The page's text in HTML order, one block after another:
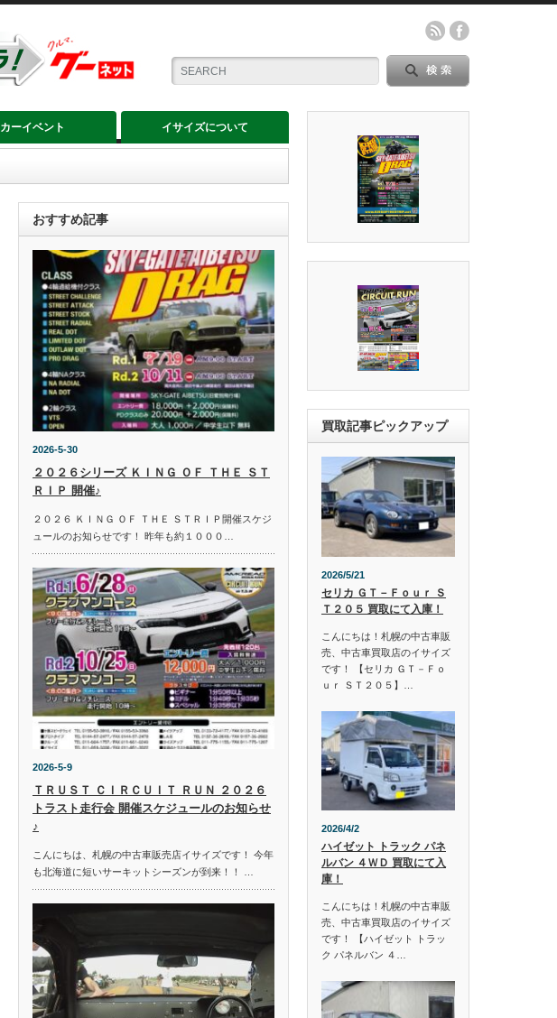
カーイベント イサイズについて
おすすめ記事
2026-5-30
２０２６シリーズ ＫＩＮＧ ＯＦ ＴＨＥ ＳＴ
ＲＩＰ 開催♪
２０２６ ＫＩＮＧ ＯＦ ＴＨＥ ＳＴＲＩＰ開催スケジ
ュールのお知らせです！ 昨年も約１０００…
2026-5-9
ＴＲＵＳＴ ＣＩＲＣＵＩＴ ＲＵＮ ２０２６
トラスト走行会 開催スケジュールのお知らせ
♪
こんにちは、札幌の中古車販売店イサイズです！ 今年
も北海道に短いサーキットシーズンが到来！！ …
買取記事ピックアップ
2026/5/21
セリカ ＧＴ－Ｆｏｕｒ Ｓ
Ｔ２０５ 買取にて入庫！
こんにちは！札幌の中古車販
売、中古車買取店のイサイズ
です！ 【セリカ ＧＴ－Ｆｏ
ｕｒ ＳＴ２０５】…
2026/4/2
ハイゼット トラック パネ
ルバン ４ＷＤ 買取にて入
庫！
こんにちは！札幌の中古車販
売、中古車買取店のイサイズ
です！ 【ハイゼット トラッ
ク パネルバン ４…